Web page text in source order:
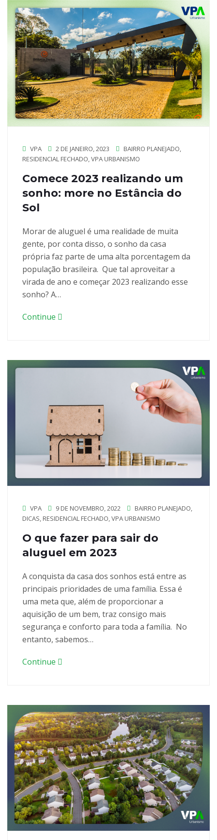
VPA 2 DE JANEIRO, 2023 BAIRRO PLANEJADO
RESIDENCIAL FECHADO VPA URBANISMO
Comece 2023 realizando um
sonho: more no Estância do
Sol
Morar de aluguel é uma realidade de muita
gente, por conta disso, o sonho da casa
própria faz parte de uma alta porcentagem da
população brasileira. Que tal aproveitar a
virada de ano e começar 2023 realizando esse
sonho? A…
Continue
VPA 9 DE NOVEMBRO, 2022 BAIRRO PLANEJADO,
DICAS, RESIDENCIAL FECHADO,VPA URBANISMO
O que fazer para sair do
aluguel em 2023
A conquista da casa dos sonhos está entre as
principais prioridades de uma família. Essa é
uma meta que, além de proporcionar a
aquisição de um bem, traz consigo mais
segurança e conforto para toda a família. No
entanto, sabemos…
Continue